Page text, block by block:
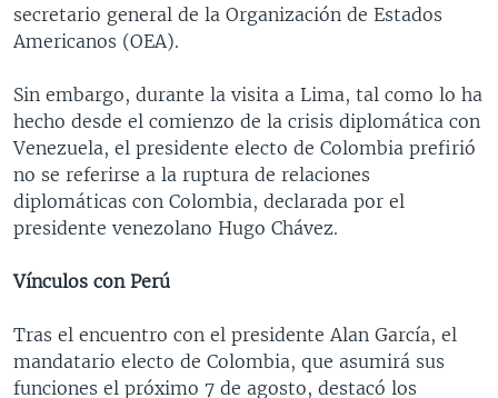
secretario general de la Organización de Estados
Americanos (OEA).
Sin embargo, durante la visita a Lima, tal como lo ha
hecho desde el comienzo de la crisis diplomática con
Venezuela, el presidente electo de Colombia prefirió
no se referirse a la ruptura de relaciones
diplomáticas con Colombia, declarada por el
presidente venezolano Hugo Chávez.
Vínculos con Perú
Tras el encuentro con el presidente Alan García, el
mandatario electo de Colombia, que asumirá sus
funciones el próximo 7 de agosto, destacó los